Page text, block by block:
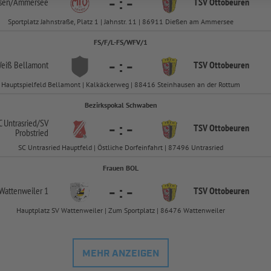
- : -
Sportplatz Jahnstraße, Platz 1 | Jahnstr. 11 | 86911 Dießen am Ammersee
FS/F/L-FS/WFV/1
Bellamont - : - TSV Ottobeuren
Hauptspielfeld Bellamont | Kalkäckerweg | 88416 Steinhausen an der Rottum
Bezirkspokal Schwaben
Untrasried/SV
Probstried
- : - TSV Ottobeuren
SC Untrasried Hauptfeld | Östliche Dorfeinfahrt | 87496 Untrasried
Frauen BOL
1 - : - TSV Ottobeuren
Hauptplatz SV Wattenweiler | Zum Sportplatz | 86476 Wattenweiler
MEHR ANZEIGEN